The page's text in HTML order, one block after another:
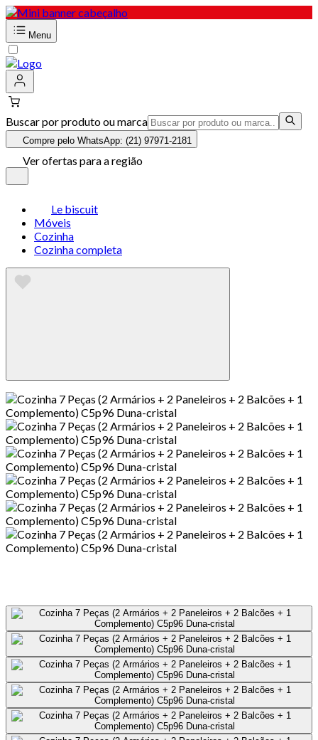
Menu
Buscar por produto ou marca
Compre pelo WhatsApp: (21) 97971-2181
Ver ofertas para a região
Le biscuit
Móveis
Cozinha
Cozinha completa